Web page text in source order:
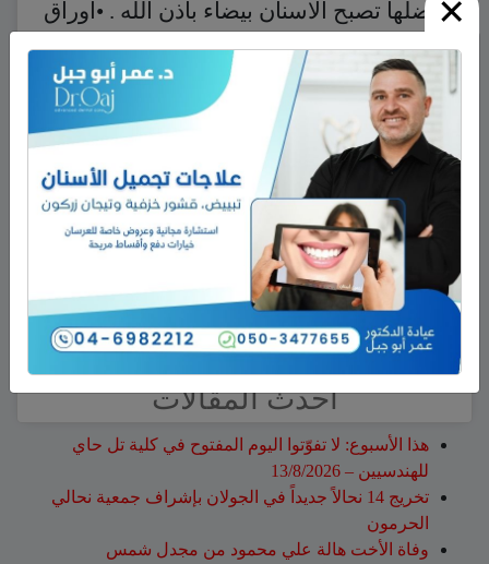
بفضلها تصبح الاسنان بيضاء باذن الله . •اوراق
الغار : نقوم بتجفيف وطحن اوراق الغار
بالاضافة الى قشرة البرتقال بهذه الاعشاب
الطبيعية نفرك الاسنان بشكل يومي لتبيض
الاسنان بشكل فعال .
نشر فيمنوعات
أحدث المقالات
هذا الأسبوع: لا تفوّتوا اليوم المفتوح في كلية تل حاي
للهندسيين – 13/8/2026
تخريج 14 نحالاً جديداً في الجولان بإشراف جمعية نحالي
الحرمون
وفاة الأخت هالة علي محمود من مجدل شمس